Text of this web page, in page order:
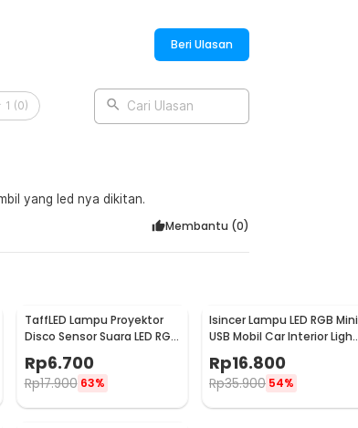
Beri Ulasan
1 (0) Cari Ulasan
yang led nya dikitan.
Membantu (0)
TaffLED Lampu Proyektor
Disco Sensor Suara LED RGB
USB 4W - HS-WT-006
Rp6.700
Rp17.900 63%
Isincer Lampu LED RGB Mini
USB Mobil Car Interior Light
7 Color - IS504
Rp16.800
Rp35.900 54%